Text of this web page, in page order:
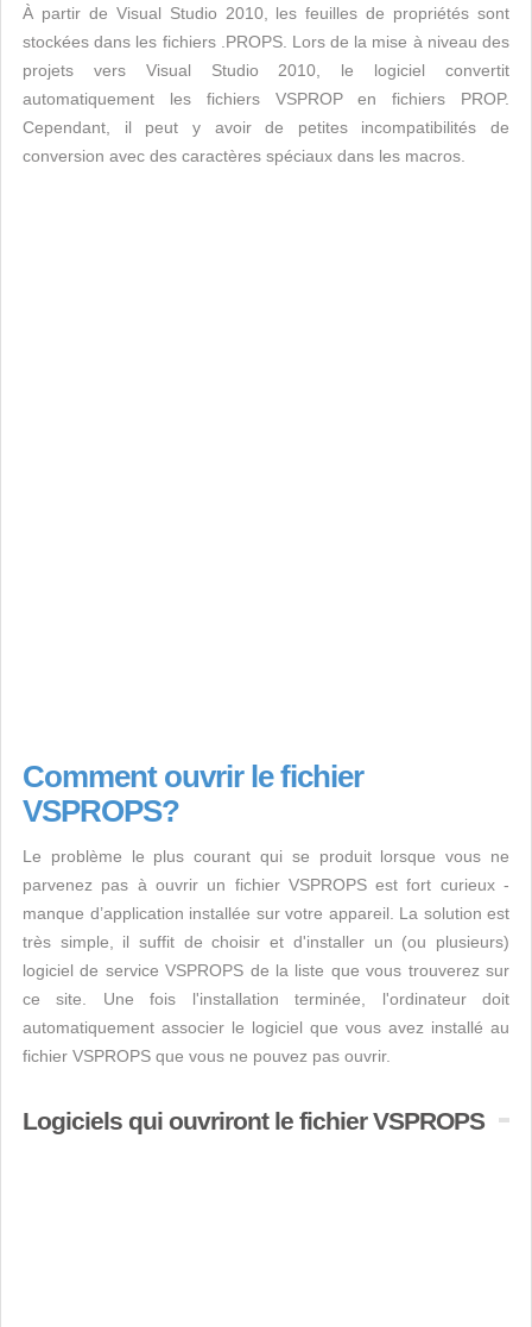
À partir de Visual Studio 2010, les feuilles de propriétés sont
stockées dans les fichiers .PROPS. Lors de la mise à niveau des
projets vers Visual Studio 2010, le logiciel convertit
automatiquement les fichiers VSPROP en fichiers PROP.
Cependant, il peut y avoir de petites incompatibilités de
conversion avec des caractères spéciaux dans les macros.
Comment ouvrir le fichier
VSPROPS?
Le problème le plus courant qui se produit lorsque vous ne
parvenez pas à ouvrir un fichier VSPROPS est fort curieux -
manque d’application installée sur votre appareil. La solution est
très simple, il suffit de choisir et d'installer un (ou plusieurs)
logiciel de service VSPROPS de la liste que vous trouverez sur
ce site. Une fois l'installation terminée, l'ordinateur doit
automatiquement associer le logiciel que vous avez installé au
fichier VSPROPS que vous ne pouvez pas ouvrir.
Logiciels qui ouvriront le fichier VSPROPS